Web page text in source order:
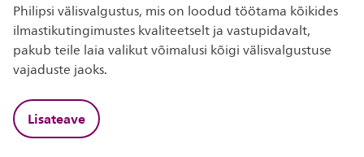
Philipsi välisvalgustus, mis on loodud töötama kõikides
ilmastikutingimustes kvaliteetselt ja vastupidavalt,
pakub teile laia valikut võimalusi kõigi välisvalgustuse
vajaduste jaoks.
Lisateave